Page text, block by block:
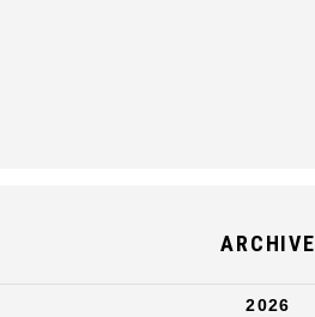
ARCHIVE
2026